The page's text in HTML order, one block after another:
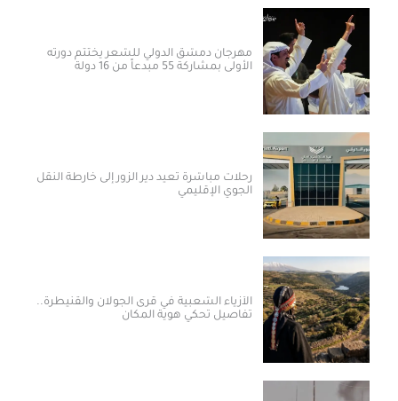
مهرجان دمشق الدولي للشعر يختتم دورته
الأولى بمشاركة 55 مبدعاً من 16 دولة
رحلات مباشرة تعيد دير الزور إلى خارطة النقل
الجوي الإقليمي
الأزياء الشعبية في قرى الجولان والقنيطرة..
تفاصيل تحكي هوية المكان